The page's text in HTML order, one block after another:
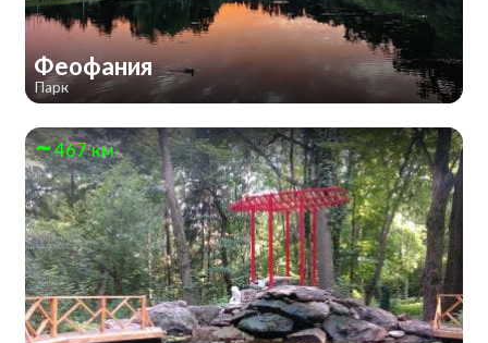
Феофания
Парк
467 км